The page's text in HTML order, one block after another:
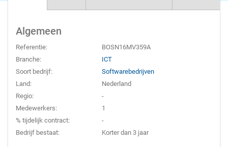
Algemeen
Referentie:
BOSN16MV359A
Branche:
ICT
Soort bedrijf:
Softwarebedrijven
Land:
Nederland
Regio:
-
Medewerkers:
1
% tijdelijk contract:
-
Bedrijf bestaat:
Korter dan 3 jaar